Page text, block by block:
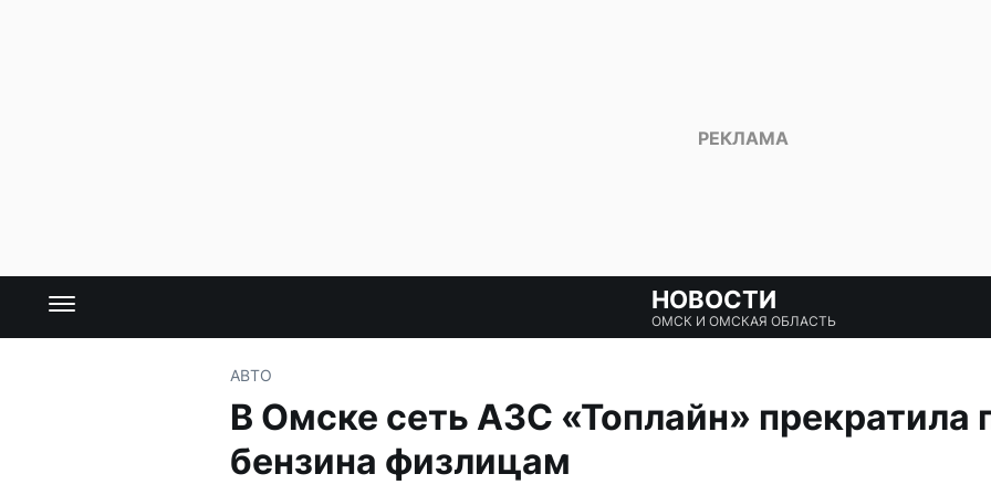
НОВОСТИ
ОМСК И ОМСКАЯ ОБЛАСТЬ
АВТО
В Омске сеть АЗС «Топлайн» прекратила
бензина физлицам